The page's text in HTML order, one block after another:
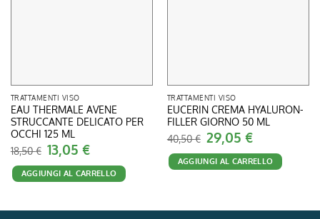
TRATTAMENTI VISO
EAU THERMALE AVENE
STRUCCANTE DELICATO PER
OCCHI 125 ML
18,50€ Il
prezzo
originale
era:
18,50 €.
13,05 €Il
prezzo
attuale
è:
13,05 €.
AGGIUNGI AL CARRELLO
TRATTAMENTI VISO
EUCERIN CREMA HYALURON-
FILLER GIORNO 50 ML
40,50€ Il
prezzo
originale
era:
40,50 €.
29,05 €Il
prezzo
attuale
è:
29,05 €.
AGGIUNGI AL CARRELLO